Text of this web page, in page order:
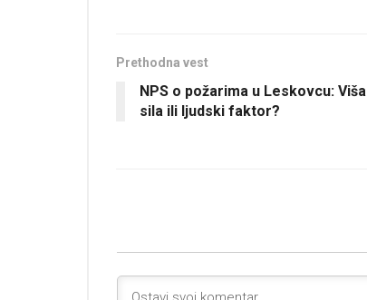
Prethodna vest
NPS o požarima u Leskovcu: Viša
sila ili ljudski faktor?